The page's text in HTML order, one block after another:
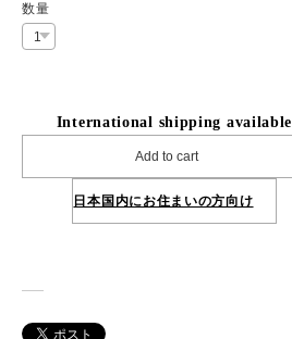
数量
International shipping available
Add to cart
日本国内にお住まいの方向け